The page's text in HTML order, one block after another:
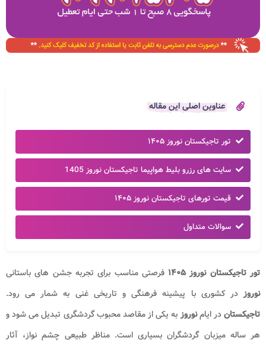
عناوین اصلی این مقاله
تور تاجیکستان نوروز ۱۴۰۵​
سایت های رزرو بلیط هواپیما تاجیکستان نوروز 1405
قیمت تورهای تاجیکستان نوروز ۱۴۰۵​
سوالات متداول
تور تاجیکستان نوروز ۱۴۰۵
فرصتی مناسب برای تجربه جشن های باستانی
نوروزدر کشوری با پیشینه فرهنگی و تاریخی غنی به شمار می رود.
تاجیکستاندر ایامنوروزبه یکی از مقاصد محبوب گردشگری تبدیل می شود و
هر ساله میزبان گردشگران بسیاری است. مناظر طبیعی چشم نواز، آثار